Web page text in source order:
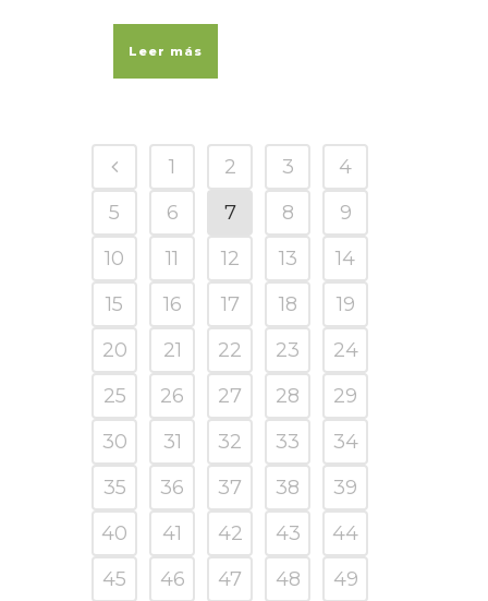
Leer más
1 2 3
4
5
6 7 8
9
10
11 12 13
14
15
16 17 18
19
20
21 22 23
24
25
26 27 28
29
30
31 32 33
34
35
36 37 38
39
40
41 42 43
44
45
46 47 48
49